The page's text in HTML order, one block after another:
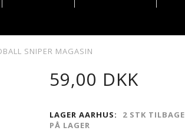
SNIPER MAGASIN
59,00 DKK
LAGER AARHUS:
2 STK TILBAGE
PÅ LAGER